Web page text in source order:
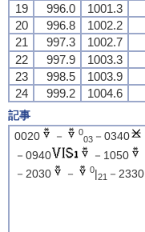
19
996.0 1001.3
20
996.8 1002.2
21
997.3 1002.7
22
997.9 1003.3
23
998.5 1003.9
24
999.2 1004.6
記事
0020
－ 0
03－0340
－0940
－1050
－2030
－ 0|21 －2330.